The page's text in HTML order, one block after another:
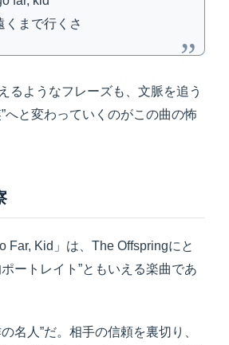
くまで行くさ
るようなフレーズも、文脈を追う
へと変わっていくのがこの曲の怖
Far, Kid」は、The Offspringにと
ートレイト”ともいえる楽曲であ
名人”だ。相手の信頼を裏切り、